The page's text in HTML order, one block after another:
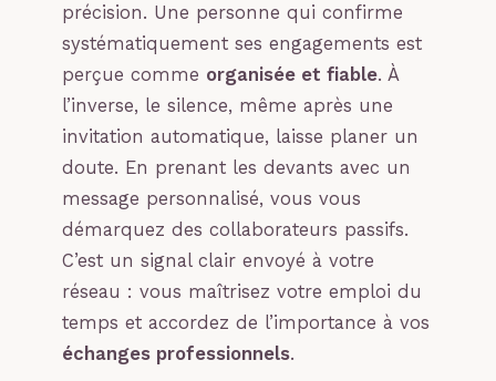
précision. Une personne qui confirme
systématiquement ses engagements est
perçue comme organisée et fiable. À
l’inverse, le silence, même après une
invitation automatique, laisse planer un
doute. En prenant les devants avec un
message personnalisé, vous vous
démarquez des collaborateurs passifs.
C’est un signal clair envoyé à votre
réseau : vous maîtrisez votre emploi du
temps et accordez de l’importance à vos
échanges professionnels.